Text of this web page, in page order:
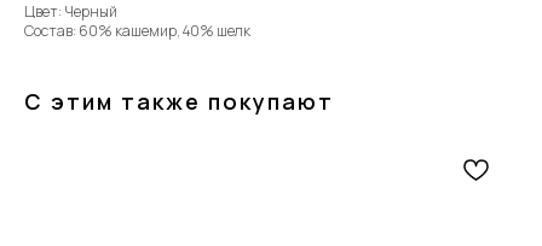
Цвет: Черный
Состав: 60% кашемир, 40% шелк
С этим также покупают